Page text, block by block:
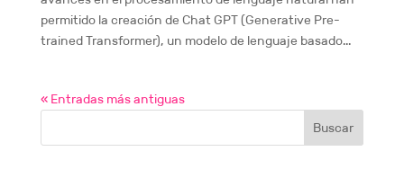
permitido la creación de Chat GPT (Generative Pre-
trained Transformer), un modelo de lenguaje basado...
« Entradas más antiguas